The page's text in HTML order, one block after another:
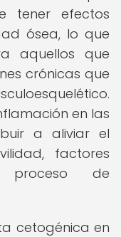
tener efectos
ósea, lo que
aquellos que
crónicas que
en las
a aliviar el
factores
proceso de
cetogénica en